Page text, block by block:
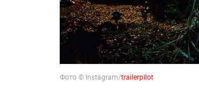
Фото © Instagram/trailerpilot